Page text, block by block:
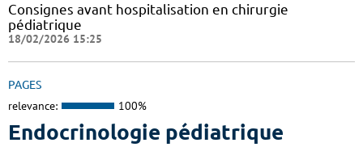
Consignes avant hospitalisation en chirurgie
pédiatrique
18/02/2026 15:25
PAGES
relevance: 100%
Endocrinologie pédiatrique